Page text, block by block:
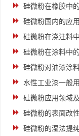
硅微粉在橡胶中
硅微粉国内的应
硅微粉在浇注料
硅微粉在涂料中
硅微粉对油漆涂
水性工业漆一般
硅微粉应用领域
硅微粉的表面改
硅微粉的湿法提